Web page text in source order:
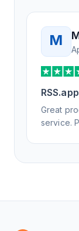
M
Great
service.